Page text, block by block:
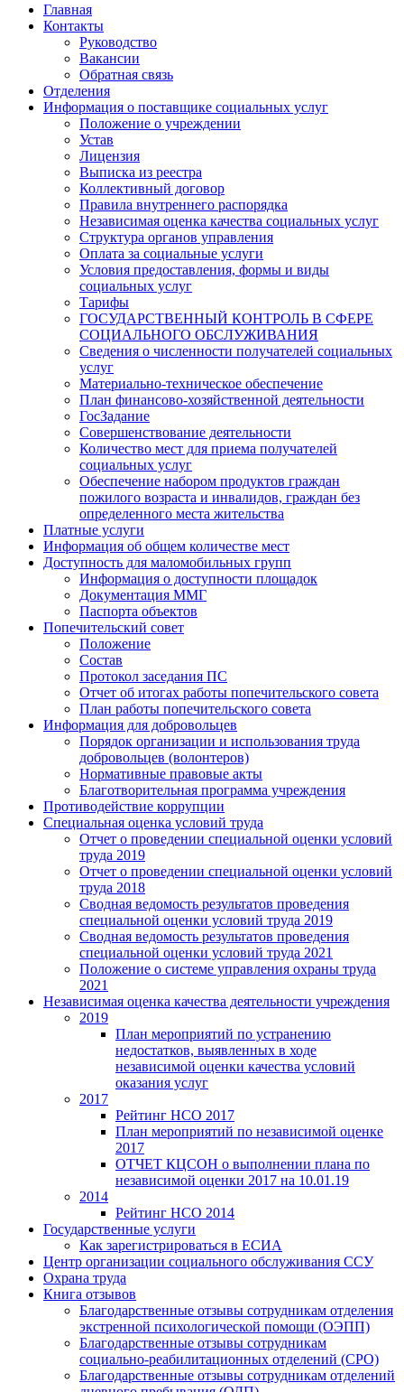
Главная
Контакты
Руководство
Вакансии
Обратная связь
Отделения
Информация о поставщике социальных услуг
Положение о учреждении
Устав
Лицензия
Выписка из реестра
Коллективный договор
Правила внутреннего распорядка
Независимая оценка качества социальных услуг
Структура органов управления
Оплата за социальные услуги
Условия предоставления, формы и виды
социальных услуг
Тарифы
ГОСУДАРСТВЕННЫЙ КОНТРОЛЬ В СФЕРЕ
СОЦИАЛЬНОГО ОБСЛУЖИВАНИЯ
Сведения о численности получателей социальных
услуг
Материально-техническое обеспечение
План финансово-хозяйственной деятельности
ГосЗадание
Совершенствование деятельности
Количество мест для приема получателей
социальных услуг
Обеспечение набором продуктов граждан
пожилого возраста и инвалидов, граждан без
определенного места жительства
Платные услуги
Информация об общем количестве мест
Доступность для маломобильных групп
Информация о доступности площадок
Документация ММГ
Паспорта объектов
Попечительский совет
Положение
Состав
Протокол заседания ПС
Отчет об итогах работы попечительского совета
План работы попечительского совета
Информация для добровольцев
Порядок организации и использования труда
добровольцев (волонтеров)
Нормативные правовые акты
Благотворительная программа учреждения
Противодействие коррупции
Специальная оценка условий труда
Отчет о проведении специальной оценки условий
труда 2019
Отчет о проведении специальной оценки условий
труда 2018
Сводная ведомость результатов проведения
специальной оценки условий труда 2019
Сводная ведомость результатов проведения
специальной оценки условий труда 2021
Положение о системе управления охраны труда
2021
Независимая оценка качества деятельности учреждения
2019
План мероприятий по устранению
недостатков, выявленных в ходе
независимой оценки качества условий
оказания услуг
2017
Рейтинг НСО 2017
План мероприятий по независимой оценке
2017
ОТЧЕТ КЦСОН о выполнении плана по
независимой оценки 2017 на 10.01.19
2014
Рейтинг НСО 2014
Государственные услуги
Как зарегистрироваться в ЕСИА
Центр организации социального обслуживания ССУ
Охрана труда
Книга отзывов
Благодарственные отзывы сотрудникам отделения
экстренной психологической помощи (ОЭПП)
Благодарственные отзывы сотрудникам
социально-реабилитационных отделений (СРО)
Благодарственные отзывы сотрудникам отделений